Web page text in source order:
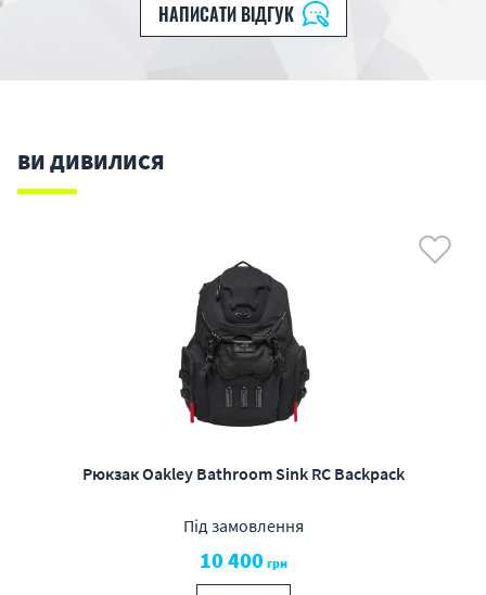
НАПИСАТИ ВІДГУК
ВИ ДИВИЛИСЯ
Рюкзак Oakley Bathroom Sink RC Backpack
Під замовлення
10 400грн